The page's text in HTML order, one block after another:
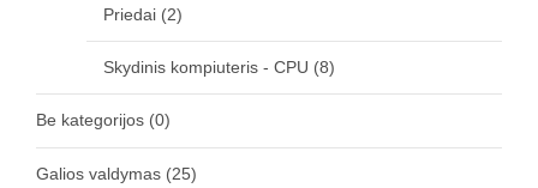
Priedai (2)
Skydinis kompiuteris - CPU (8)
Be kategorijos (0)
Galios valdymas (25)